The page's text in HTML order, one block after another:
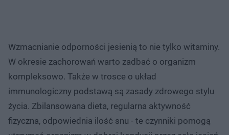
Wzmacnianie odporności jesienią to nie tylko witaminy.
W okresie zachorowań warto zadbać o organizm
kompleksowo. Także w trosce o układ
immunologiczny podstawą są zasady zdrowego stylu
życia. Zbilansowana dieta, regularna aktywność
fizyczna, odpowiednia ilość snu - te czynniki pomogą